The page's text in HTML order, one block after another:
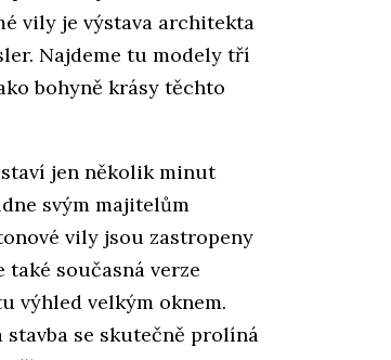
vily je výstava architekta
Najdeme tu modely tří
bohyně krásy těchto
staví jen několik minut
svým majitelům
vily jsou zastropeny
současná verze
výhled velkým oknem.
stavba se skutečně prolíná